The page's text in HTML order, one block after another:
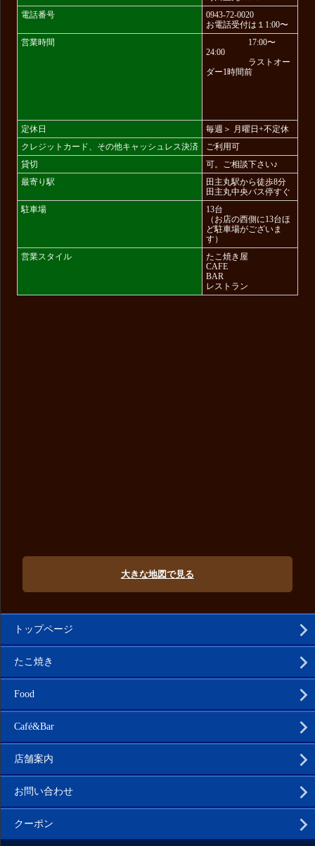
電話番号
0943-72-0020
お電話受付は１1:00〜
営業時間
17:00〜
24:00
ラストオー
ダー1時間前
定休日
毎週＞ 月曜日+不定休
クレジットカード、その他キャッシュレス決済
ご利用可
貸切
可。ご相談下さい♪
最寄り駅
田主丸駅から徒歩8分
田主丸中央バス停すぐ
駐車場
13台
（お店の西側に13台ほ
ど駐車場がございま
す）
営業スタイル
たこ焼き屋
CAFE
BAR
レストラン
大きな地図で見る
トップページ
たこ焼き
Food
Café&Bar
店舗案内
お問い合わせ
クーポン